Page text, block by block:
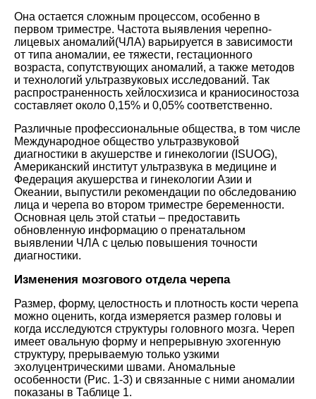
Она остается сложным процессом, особенно в
первом триместре. Частота выявления черепно-
лицевых аномалий(ЧЛА) варьируется в зависимости
от типа аномалии, ее тяжести, гестационного
возраста, сопутствующих аномалий, а также методов
и технологий ультразвуковых исследований. Так
распространенность хейлосхизиса и краниосиностоза
составляет около 0,15% и 0,05% соответственно.
Различные профессиональные общества, в том числе
Международное общество ультразвуковой
диагностики в акушерстве и гинекологии (ISUOG),
Американский институт ультразвука в медицине и
Федерация акушерства и гинекологии Азии и
Океании, выпустили рекомендации по обследованию
лица и черепа во втором триместре беременности.
Основная цель этой статьи – предоставить
обновленную информацию о пренатальном
выявлении ЧЛА с целью повышения точности
диагностики.
Изменения мозгового отдела черепа
Размер, форму, целостность и плотность кости черепа
можно оценить, когда измеряется размер головы и
когда исследуются структуры головного мозга. Череп
имеет овальную форму и непрерывную эхогенную
структуру, прерываемую только узкими
эхолуцентрическими швами. Аномальные
особенности (Рис. 1-3) и связанные с ними аномалии
показаны в Таблице 1.